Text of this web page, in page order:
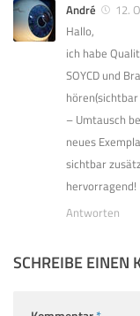
André
12.
Hallo,
ich habe
SOYCD und
– Umtausch
neues
sichtbar
hervorragend!
Antworten
SCHREIBE EINEN